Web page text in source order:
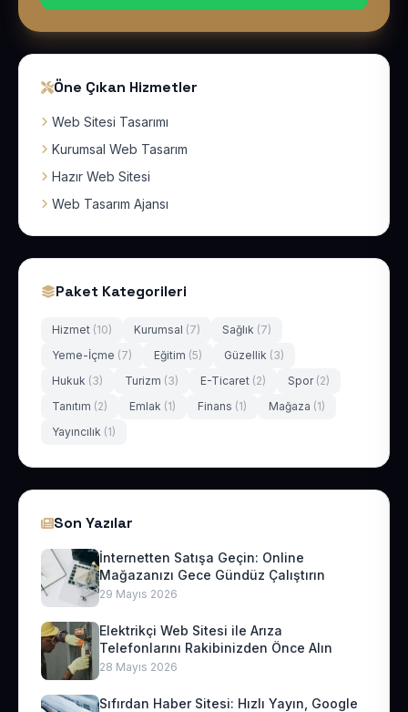
Öne Çıkan Hizmetler
Web Sitesi Tasarımı
Kurumsal Web Tasarım
Hazır Web Sitesi
Web Tasarım Ajansı
Paket Kategorileri
Hizmet (10) Kurumsal (7) Sağlık (7)
Yeme-İçme (7) Eğitim (5) Güzellik (3)
Hukuk (3) Turizm (3) E-Ticaret (2) Spor (2)
Tanıtım (2) Emlak (1) Finans (1) Mağaza (1)
Yayıncılık (1)
Son Yazılar
İnternetten Satışa Geçin: Online
Mağazanızı Gece Gündüz Çalıştırın
29 Mayıs 2026
Elektrikçi Web Sitesi ile Arıza
Telefonlarını Rakibinizden Önce Alın
28 Mayıs 2026
Sıfırdan Haber Sitesi: Hızlı Yayın, Google